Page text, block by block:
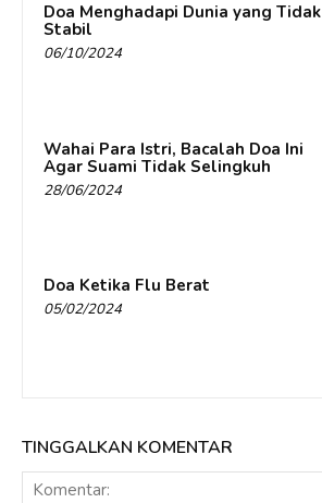
Doa Menghadapi Dunia yang Tidak
Stabil
06/10/2024
Wahai Para Istri, Bacalah Doa Ini
Agar Suami Tidak Selingkuh
28/06/2024
Doa Ketika Flu Berat
05/02/2024
TINGGALKAN KOMENTAR